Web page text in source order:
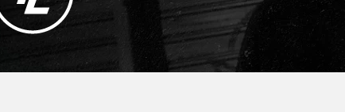
4.
zapatillas